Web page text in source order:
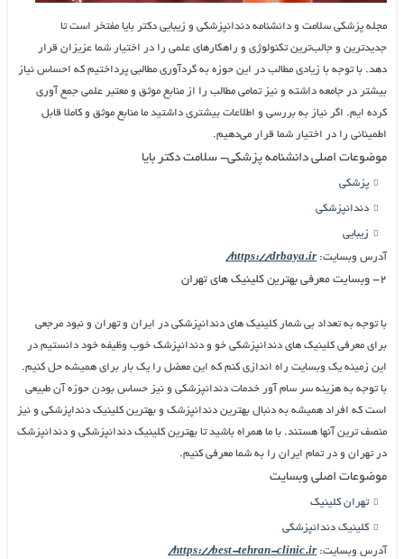
مجله پزشکی سلامت و دانشنامه دندانپزشکی و زیبایی دکتر بایا مفتخر است تا
جدیدترین و جالب‌ترین تکنولوژی و راهکارهای علمی را در اختیار شما عزیزان قرار
دهد. با توجه با زیادی مطالب در این حوزه به گردآوری مطالبی پرداختیم که احساس نیاز
بیشتر در جامعه داشته و نیز تمامی مطالب را از منابع موثق و معتبر علمی جمع آوری
کرده ایم. اگر نیاز به بررسی و اطلاعات بیشتری داشتید ما منابع موثق و کاملا قابل
اطمینانی را در اختیار شما قرار می‌دهیم.
موضوعات اصلی دانشنامه پزشکی- سلامت دکتر بایا
پزشکی
دندانپزشکی
زیبایی
آدرس وبسایت: https://drbaya.ir/
۲- وبسایت معرفی بهترین کلینیک های تهران
با توجه به تعداد بی شمار کلینیک های دندانپزشکی در ایران و تهران و نبود مرجعی
برای معرفی کلینیک های دندانپزشکی خو و دندانپزشک خوب وظیفه خود دانستیم در
این زمینه یک وبسایت راه اندازی کنم که این معضل را یک بار برای همیشه حل کنیم.
با توجه به هزینه سر سام آور خدمات دندانپزشکی و نیز حساس بودن حوزه آن طبیعی
است که افراد همیشه به دنبال بهترین دندانپزشک و بهترین کلینیک دنداپزشکی و نیز
منصف ترین آنها هستند. با ما همراه باشید تا بهترین کلینیک دندانپزشکی و دندانپزشک
در تهران و در تمام ایران را به شما معرفی کنیم.
موضوعات اصلی وبسایت
تهران کلینیک
کلینیک دندانپزشکی
آدرس وبسایت: https://best-tehran-clinic.ir/